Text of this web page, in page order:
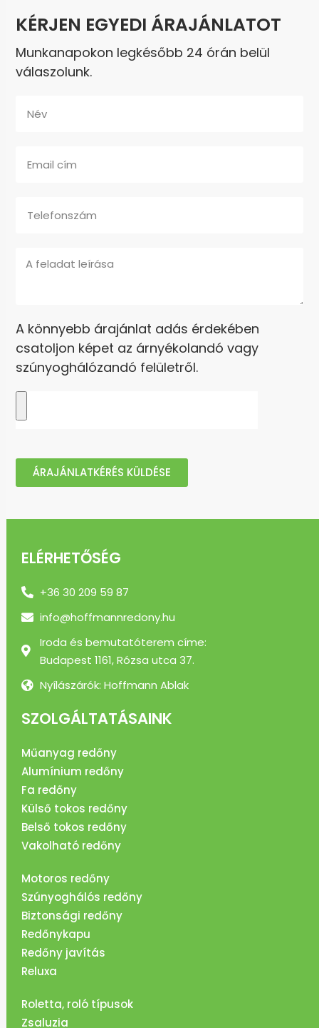
KÉRJEN EGYEDI ÁRAJÁNLATOT
Munkanapokon legkésőbb 24 órán belül
válaszolunk.
A könnyebb árajánlat adás érdekében
csatoljon képet az árnyékolandó vagy
szúnyoghálózandó felületről.
ÁRAJÁNLATKÉRÉS KÜLDÉSE
ELÉRHETŐSÉG
+36 30 209 59 87
info@hoffmannredony.hu
Iroda és bemutatóterem címe:
Budapest 1161, Rózsa utca 37.
Nyílászárók: Hoffmann Ablak
SZOLGÁLTATÁSAINK
Műanyag redőny
Alumínium redőny
Fa redőny
Külső tokos redőny
Belső tokos redőny
Vakolható redőny
Motoros redőny
Szúnyoghálós redőny
Biztonsági redőny
Redőnykapu
Redőny javítás
Reluxa
Roletta, roló típusok
Zsaluzia